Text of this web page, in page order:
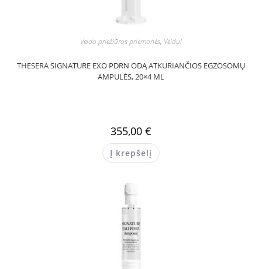
Veido priežiūros priemonės, Veidui
THESERA SIGNATURE EXO PDRN ODĄ ATKURIANČIOS EGZOSOMŲ
AMPULĖS, 20×4 ML
355,00 €
Į krepšelį